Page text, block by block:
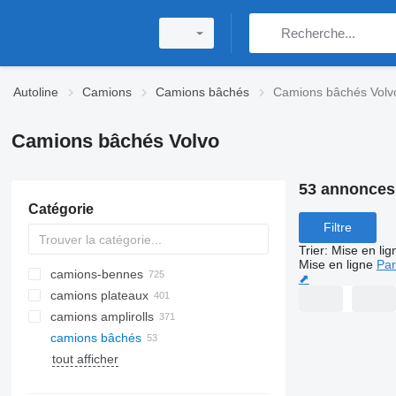
Autoline Camions Camions bâchés Camions bâchés
Camions bâchés Volvo
Catégorie
camions-bennes
camions plateaux
camions amplirolls
camions bâchés
tout afficher
53
Filtre
Trier: Mise en
Mise en ligne
⬈